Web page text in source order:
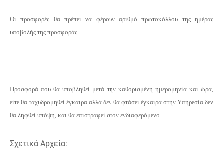
Οι προσφορές θα πρέπει να φέρουν αριθμό πρωτοκόλλου της ημέρας
υποβολής της προσφοράς.
Προσφορά που θα υποβληθεί μετά την καθορισμένη ημερομηνία και ώρα,
είτε θα ταχυδρομηθεί έγκαιρα αλλά δεν θα φτάσει έγκαιρα στην Υπηρεσία δεν
θα ληφθεί υπόψη, και θα επιστραφεί στον ενδιαφερόμενο.
Σχετικά Αρχεία: